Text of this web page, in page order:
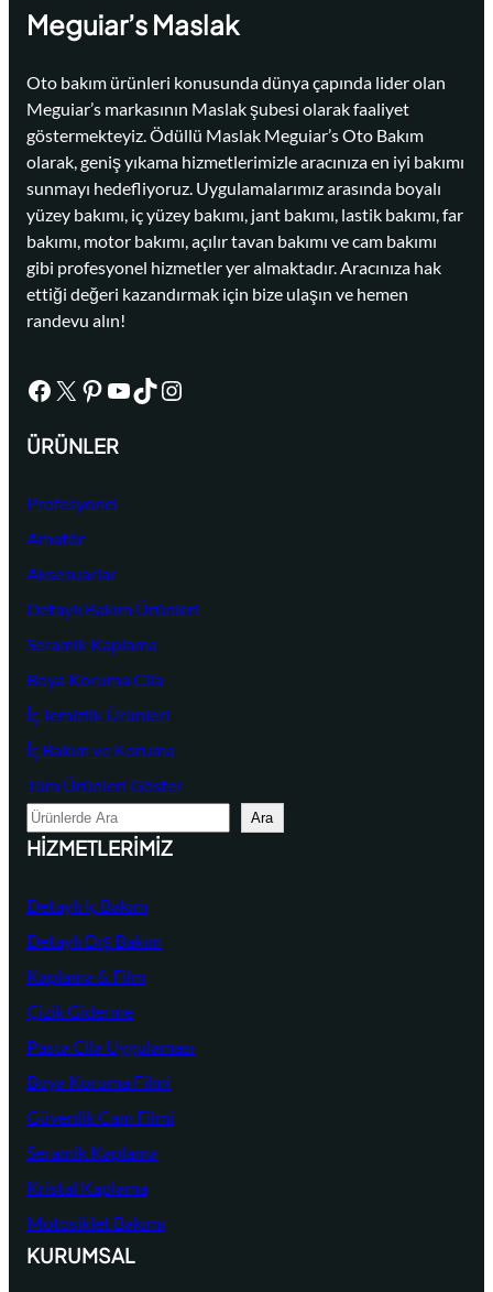
Meguiar’s Maslak
Oto bakım ürünleri konusunda dünya çapında lider olan
Meguiar’s markasının Maslak şubesi olarak faaliyet
göstermekteyiz. Ödüllü Maslak Meguiar’s Oto Bakım
olarak, geniş yıkama hizmetlerimizle aracınıza en iyi bakımı
sunmayı hedefliyoruz. Uygulamalarımız arasında boyalı
yüzey bakımı, iç yüzey bakımı, jant bakımı, lastik bakımı, far
bakımı, motor bakımı, açılır tavan bakımı ve cam bakımı
gibi profesyonel hizmetler yer almaktadır. Aracınıza hak
ettiği değeri kazandırmak için bize ulaşın ve hemen
randevu alın!
Facebook X Pinterest YouTube TikTok Instagram
ÜRÜNLER
Profesyonel
Amatör
Aksesuarlar
Detaylı Bakım Ürünleri
Seramik Kaplama
Boya Koruma Cila
İç Temizlik Ürünleri
İç Bakım ve Koruma
Tüm Ürünleri Göster
A
r
Ara
HIZMETLERIMIZ
Detaylı İç Bakım
Detaylı Dış Bakım
Kaplama & Film
Çizik Giderme
Pasta Cila Uygulaması
Boya Koruma Filmi
Güvenlik Cam Filmi
Seramik Kaplama
Kristal Kaplama
Motosiklet Bakımı
KURUMSAL